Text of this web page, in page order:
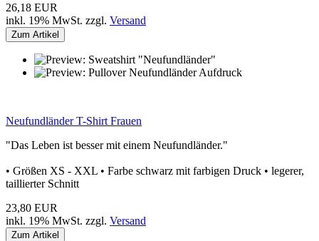
26,18 EUR
inkl. 19% MwSt. zzgl. Versand
Zum Artikel
Neufundländer T-Shirt Frauen
"Das Leben ist besser mit einem Neufundländer."
• Größen XS - XXL • Farbe schwarz mit farbigen Druck • legerer,
taillierter Schnitt
23,80 EUR
inkl. 19% MwSt. zzgl. Versand
Zum Artikel